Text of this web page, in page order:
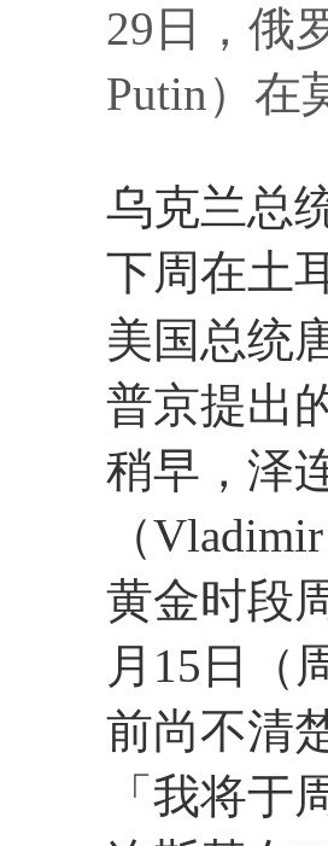
29日，俄
Putin）在
乌克兰总
下周在土
美国总统
普京提出
稍早，泽
（
黄金时段
月15日（
前尚不清
「我将